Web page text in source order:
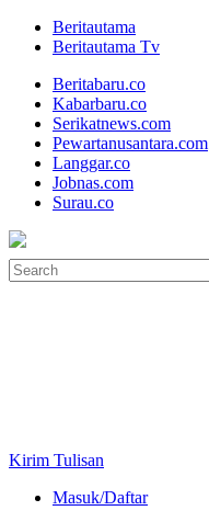
Beritautama
Beritautama Tv
Beritabaru.co
Kabarbaru.co
Serikatnews.com
Pewartanusantara.com
Langgar.co
Jobnas.com
Surau.co
Kirim Tulisan
Masuk/Daftar